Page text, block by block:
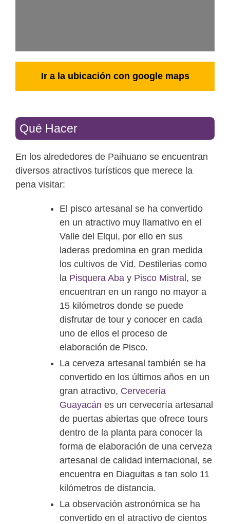
Ir a la ubicación con google maps
Qué Hacer
En los alrededores de Paihuano se encuentran
diversos atractivos turísticos que merece la
pena visitar:
El pisco artesanal se ha convertido
en un atractivo muy llamativo en el
Valle del Elqui, por ello en sus
laderas predomina en gran medida
los cultivos de Vid. Destilerias como
la Pisquera Aba y Pisco Mistral , se
encuentran en un rango no mayor a
15 kilómetros donde se puede
disfrutar de tour y conocer en cada
uno de ellos el proceso de
elaboración de Pisco.
La cerveza artesanal también se ha
convertido en los últimos años en un
gran atractivo, Cervecería
Guayacán es un cervecería artesanal
de puertas abiertas que ofrece tours
dentro de la planta para conocer la
forma de elaboración de una cerveza
artesanal de calidad internacional, se
encuentra en Diaguitas a tan solo 11
kilómetros de distancia.
La observación astronómica se ha
convertido en el atractivo de cientos